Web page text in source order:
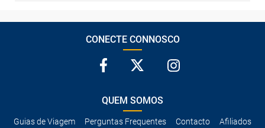
CONECTE CONNOSCO
QUEM SOMOS
Guias de Viagem Perguntas Frequentes Contacto
Afiliados